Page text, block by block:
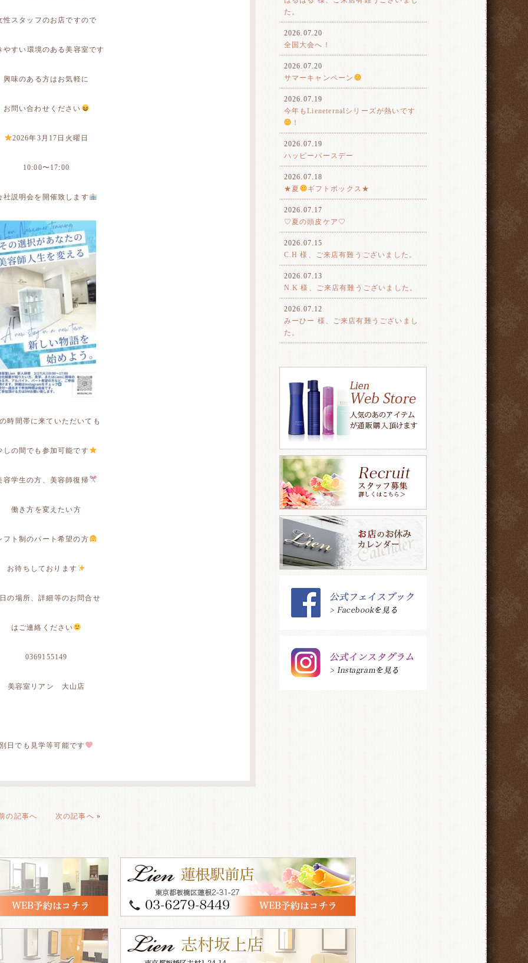
性スタッフのお店ですので
やすい環境のある美容室です
興味のある方はお気軽に
お問い合わせください
2026年3月17日火曜日
10:00〜17:00
社説明会を開催致します
時間帯に来ていただいても
しの間でも参加可能です
容学生の方、美容師復帰
働き方を変えたい方
フト制のパート希望の方
お待ちしております
の場所、詳細等のお問合せ
はご連絡ください
0369155149
美容室リアン 大山店
別日でも見学等可能です
の記事へ 次の記事へ »
た。
2026.07.20
全国大会へ！
2026.07.20
サマーキャンペーン
2026.07.19
今年もLieneternalシリーズが熱いです
！
2026.07.19
ハッピーバースデー
2026.07.18
★夏
ギフトボックス★
2026.07.17
♡夏の頭皮ケア♡
2026.07.15
C.H 様、ご来店有難うございました。
2026.07.13
N.K 様、ご来店有難うございました。
2026.07.12
みーひー 様、ご来店有難うございまし
た。